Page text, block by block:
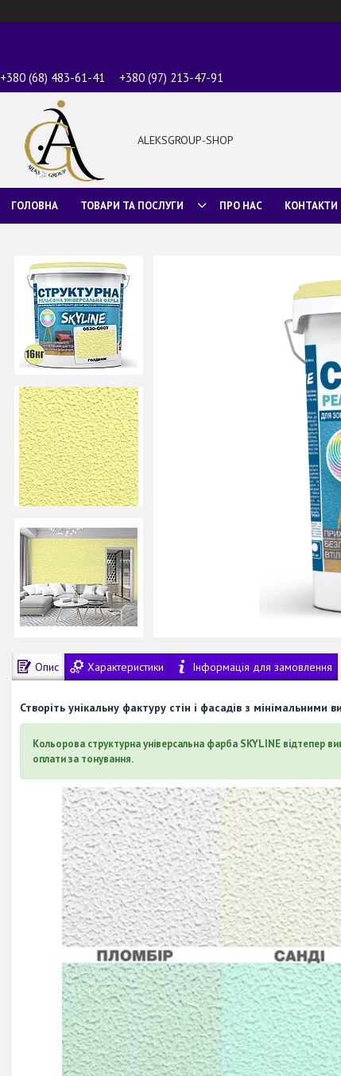
+380 (68) 483-61-41 +380 (97) 213-47-91
ALEKSGROUP-SHOP
ГОЛОВНА ТОВАРИ ТА ПОСЛУГИ ПРО НАС КОНТАКТИ
Опис Характеристики Інформація для замовлення
Створіть унікальну фактуру стін і фасадів з мінімальними
Кольорова структурна універсальна фарба SKYLINE відтепер
оплати за тонування.